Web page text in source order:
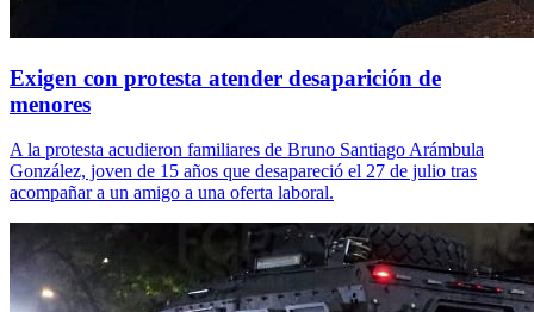
Exigen con protesta atender desaparición de
menores
A la protesta acudieron familiares de Bruno Santiago Arámbula
González, joven de 15 años que desapareció el 27 de julio tras
acompañar a un amigo a una oferta laboral.